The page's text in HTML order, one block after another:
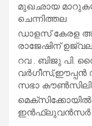
മുഖഛായ
ചെന്നിത്തല
ഡാളസ് കേരള
രാജേഷിന്
റവ . ബിജു പി.
വർഗീസ്,ഈപ്പൻ
സഭാ
മെക്സിക്കോയിൽ
ഇൻഫ്ലുവൻസർ